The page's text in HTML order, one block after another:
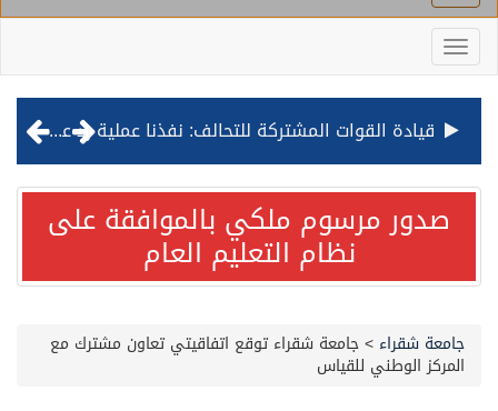
قيادة القوات المشتركة للتحالف: نفذنا عملية رد عسكري متناسبة لأهداف عسكرية مشروعة تابعة للمليشيا الحوثية الإرهابية في محافظة الحديدة
مصدر مسؤول بالهيئة العامة للنقل: استهداف السفينة السعودية NCC MASA خلال إبحارها في البحر الأحمر نتج عنه إصابة طفيفة في بدنها صدور مرسوم ملكي بالموافقة على
نظام التعليم العام
جامعة شقراء >جامعة شقراء توقع اتفاقيتي تعاون مشترك مع
المركز الوطني للقياس